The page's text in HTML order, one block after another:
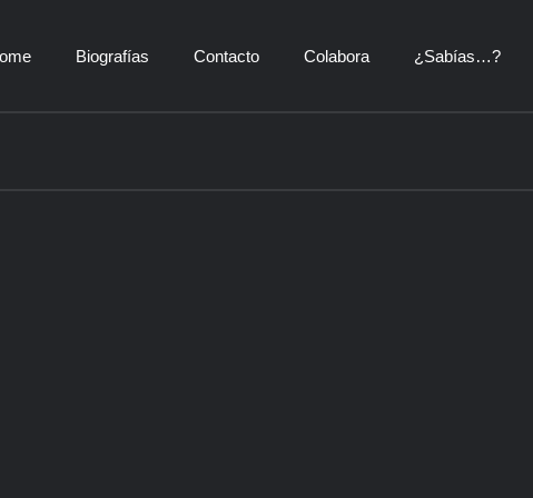
Biografías Contacto Colabora ¿Sabías…?